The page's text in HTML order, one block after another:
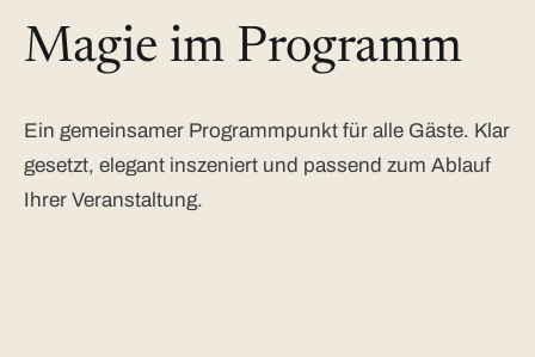
Magie im Programm
Ein gemeinsamer Programmpunkt für alle Gäste. Klar
gesetzt, elegant inszeniert und passend zum Ablauf
Ihrer Veranstaltung.